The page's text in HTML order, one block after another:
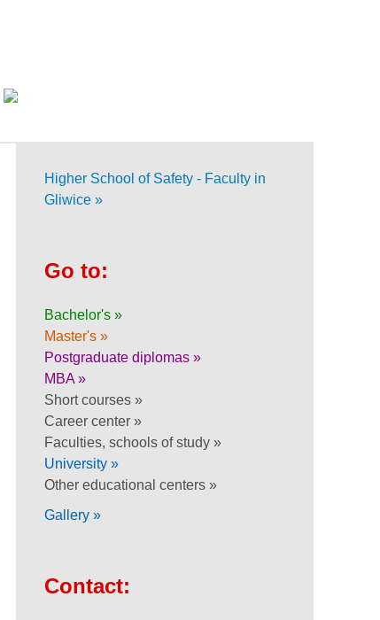
Higher School of Safety - Faculty in
Gliwice »
Go to:
Bachelor's »
Master's »
Postgraduate diplomas »
MBA »
Short courses »
Career center »
Faculties, schools of study »
University »
Other educational centers »
Gallery »
Contact: